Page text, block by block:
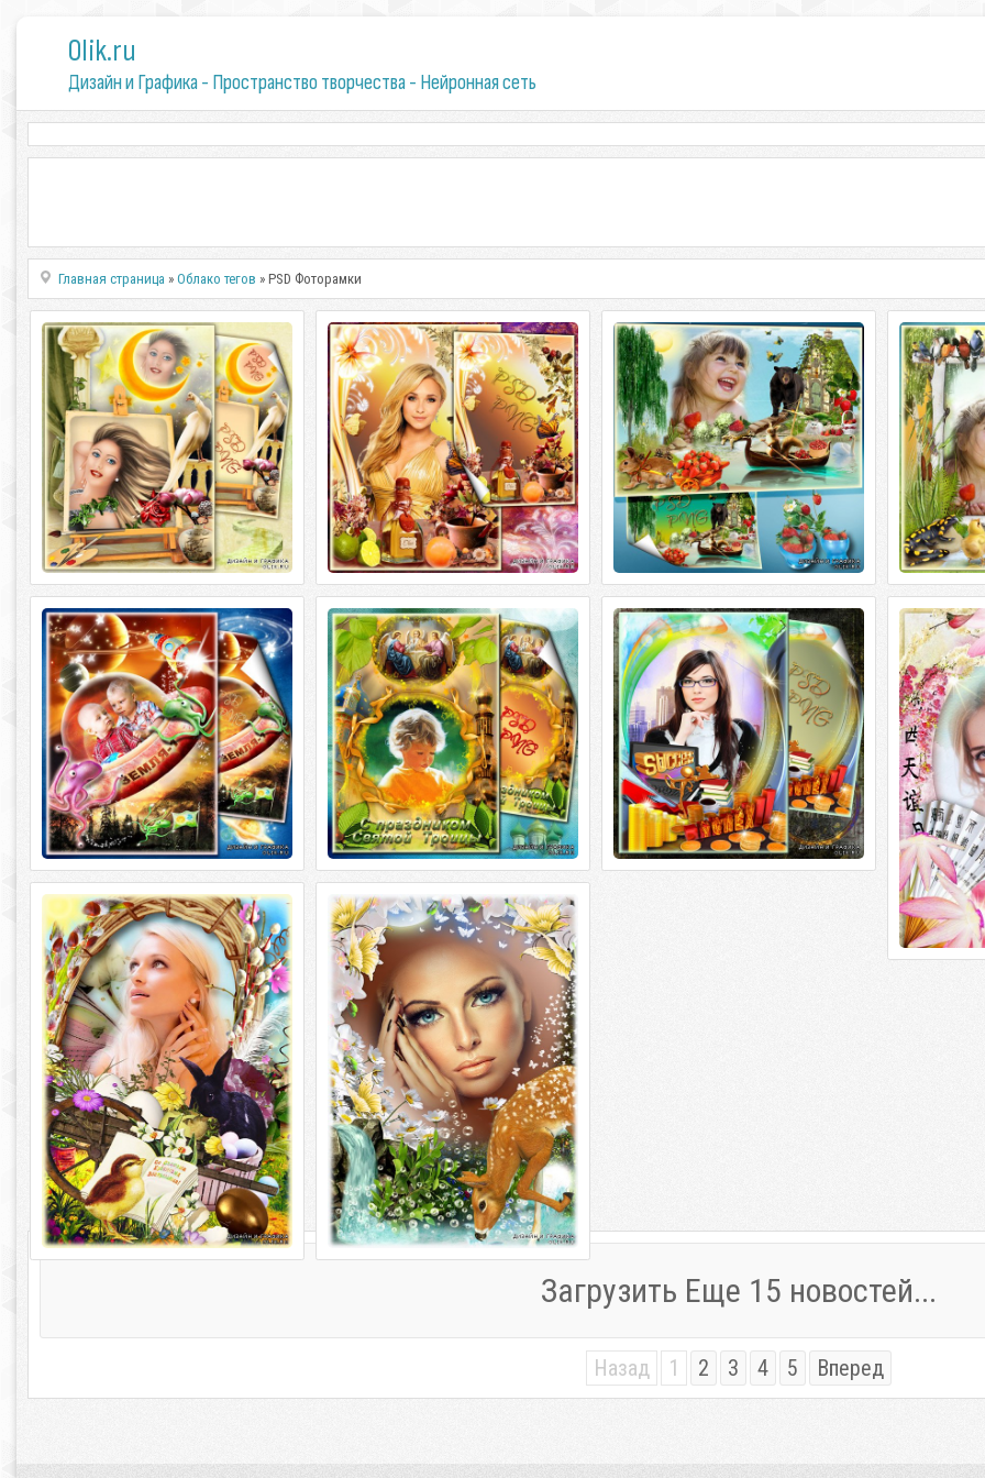
0lik.ru
Дизайн и Графика - Пространство творчества - Нейронная сеть
Главная страница »Облако тегов » PSD Фоторамки
Рамка для фото - Ночное
вдохновение
Рамка для фото - Ночное
вдохновение PSD+PNG | 2480x3508 |
300dpi | 66 Мб Автор: sharov08
Женская рамка для фото - пряное
ароматное лето
Женская рамка для фото - пряное
ароматное лето PSD+PNG | 2480x3508 |
300dpi | 81 Мб Автор: sharov08
Рамка для фото - Сказочная
история о крепкой дружбе
Рамка для фото - Сказочная история
о крепкой дружбе PSD+PNG |
3508x2480 | 300dpi | 76 Мб Автор:
Рамка
отважный
Рамка
отважный
Детская рамка для фото - Юные
астронавты
Детская рамка для фото - Юные
астронавты PSD+PNG | 2480x3508 |
300dpi | 62 Мб Автор: sharov08
К нам Троица приходит в дом и он
наполнится добром - Фоторамка
для фотошоп
К нам Троица приходит в дом и он
наполнится добром - Фоторамка для
фотошоп PSD+PNG | 2480x3508 |
Рамочка для фотошоп - Все
невозможное - возможно!
Рамочка для фотошоп - Все
невозможное - возможно! PSD+PNG |
2480x3508 | 300dpi | 74 Мб Автор:
Рамка
сакуры
Рамка
сакуры
113 Мб
Рамка для фото - Скоро Пасха -
запах воска запах теплых куличей
Рамка для фото - Скоро Пасха - запах
воска запах теплых куличей PSD+PNG |
2480x3508 | 300dpi |
Рамка для фото - Весеннее
пробуждение природы
Рамка для фото - Весеннее
пробуждение природы PSD+PNG |
2480x3508 | 300dpi | 95 Мб Автор:
Загрузить Еще 15 новостей...
Назад 1 2 3 4 5 Вперед